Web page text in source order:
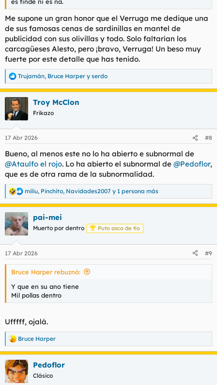
Me supone un gran honor que el Verruga me dedique una
de sus famosas cenas de sardinillas en mantel de
publicidad con sus olivillas y todo. Solo faltarían los
carcagüeses Alesto, pero ¡bravo, Verruga! Un beso muy
fuerte por este detalle que has tenido.
R
e
a
c
i
e
:
Trujamán, Bruce Harper y serdo
Troy McClon
Frikazo
17 Abr 2026 #8
Bueno, al menos este no lo ha abierto e subnormal de
@Ataulfo el rojo. Lo ha abierto el subnormal de @Pedoflor,
que es de otra rama de la subnormalidad.
R
e
a
c
c
i
e
s
miliu, Pinchito, Navidades2007 y 1 persona más
pai-mei
Muerto por dentro Puto asco de tío
17 Abr 2026 #9
Bruce Harper rebuznó:
Y que en su ano tiene
Mil pollas dentro
Ufffff, ojalá.
R
e
a
c
c
i
Bruce Harper
Pedoflor
Clásico